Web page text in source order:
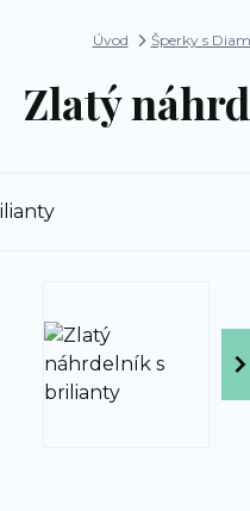
Úvod Šperky s
Zlatý